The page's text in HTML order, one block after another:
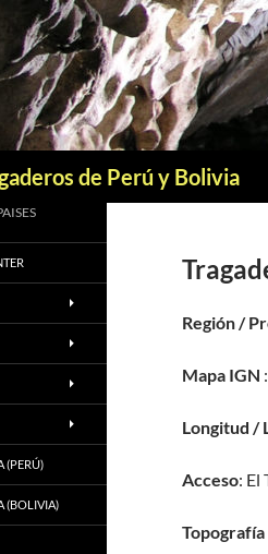
de Perú y Bolivia
Región /
Mapa IGN
Longitud /
Acceso: El
Topografía
(PERÚ)
(BOLIVIA)